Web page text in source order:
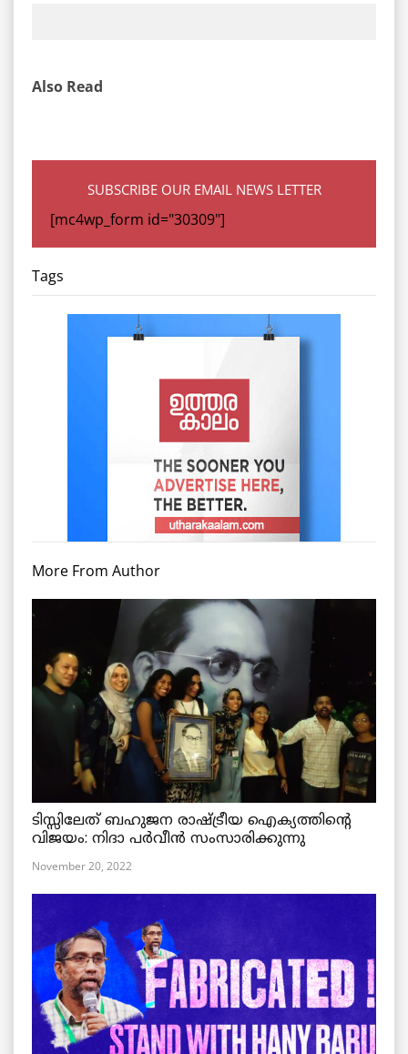
Also Read
SUBSCRIBE OUR EMAIL NEWS LETTER
[mc4wp_form id="30309"]
Tags
More From Author
ടിസ്സിലേത് ബഹുജന രാഷ്ട്രീയ ഐക്യത്തിന്റെ
വിജയം: നിദാ പർവീൻ സംസാരിക്കുന്നു
November 20, 2022